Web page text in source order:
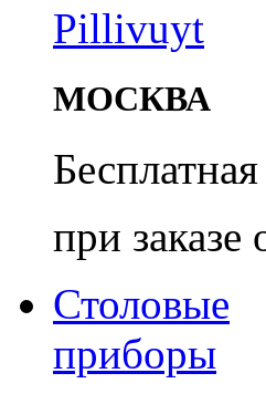
Pillivuyt
МОСКВА
при заказе
Столовые
приборы